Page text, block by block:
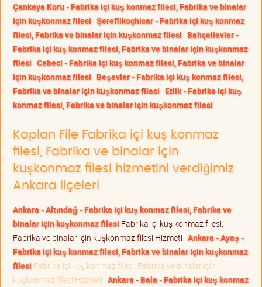
Çankaya Koru - Fabrika içi kuş konmaz filesi, Fabrika ve binalar
için kuşkonmaz filesi Şereflikoçhisar - Fabrika içi kuş konmaz
filesi, Fabrika ve binalar için kuşkonmaz filesi Bahçelievler -
Fabrika içi kuş konmaz filesi, Fabrika ve binalar için kuşkonmaz
filesi Cebeci - Fabrika içi kuş konmaz filesi, Fabrika ve binalar
için kuşkonmaz filesi Beşevler - Fabrika içi kuş konmaz filesi,
Fabrika ve binalar için kuşkonmaz filesi Etlik - Fabrika içi kuş
konmaz filesi, Fabrika ve binalar için kuşkonmaz filesi
Kaplan File Fabrika içi kuş konmaz
filesi, Fabrika ve binalar için
kuşkonmaz filesi hizmetini verdiğimiz
Ankara ilçeleri
Ankara - Altındağ - Fabrika içi kuş konmaz filesi, Fabrika ve
binalar için kuşkonmaz filesi Fabrika içi kuş konmaz filesi,
Fabrika ve binalar için kuşkonmaz filesi Hizmeti Ankara - Ayaş -
Fabrika içi kuş konmaz filesi, Fabrika ve binalar için kuşkonmaz
filesi Fabrika içi kuş konmaz filesi, Fabrika ve binalar için
kuşkonmaz filesi Hizmeti Ankara - Bala - Fabrika içi kuş konmaz